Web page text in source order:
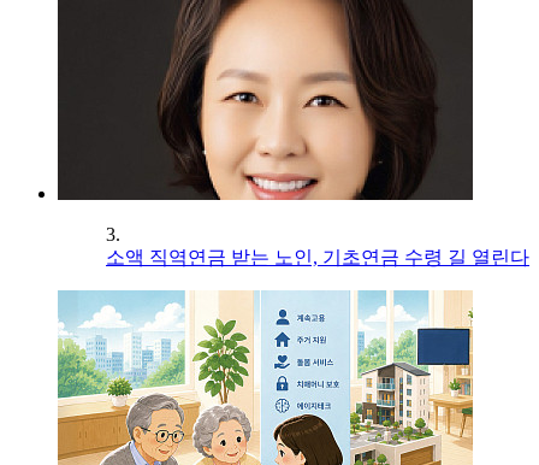
3.
소액 직역연금 받는 노인, 기초연금 수령 길 열린다